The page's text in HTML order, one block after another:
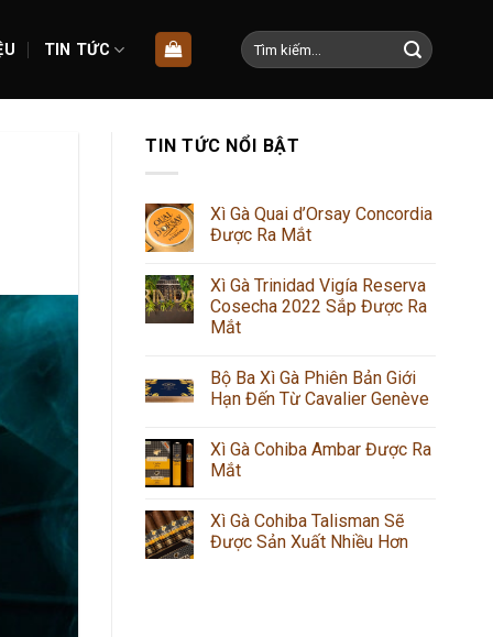
TIN TỨC
Tìm
kiếm:
TIN TỨC NỔI BẬT
Xì Gà Quai d’Orsay Concordia
Được Ra Mắt
Xì Gà Trinidad Vigía Reserva
Cosecha 2022 Sắp Được Ra
Mắt
Bộ Ba Xì Gà Phiên Bản Giới
Hạn Đến Từ Cavalier Genève
Xì Gà Cohiba Ambar Được Ra
Mắt
Xì Gà Cohiba Talisman Sẽ
Được Sản Xuất Nhiều Hơn